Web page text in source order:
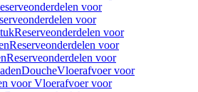
voor
voor
Reserveonderdelen voor
Reserveonderdelen voor
Reserveonderdelen voor
DoucheVloerafvoer voor
voor Vloerafvoer voor